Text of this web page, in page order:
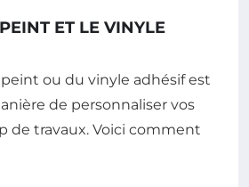
ET LE VINYLE
peint ou du vinyle adhésif est
de personnaliser vos
de travaux. Voici comment